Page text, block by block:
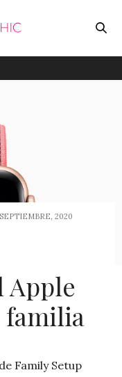
2020
Apple
familia
Family Setup